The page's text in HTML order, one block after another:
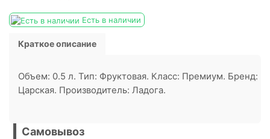
Есть в наличии
Краткое описание
Объем: 0.5 л. Тип: Фруктовая. Класс: Премиум. Бренд:
Царская. Производитель: Ладога.
Самовывоз